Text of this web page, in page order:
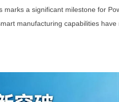
a significant milestone for
manufacturing capabilities have